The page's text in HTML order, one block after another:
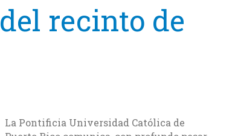
recinto de
La Pontificia Universidad Católica de